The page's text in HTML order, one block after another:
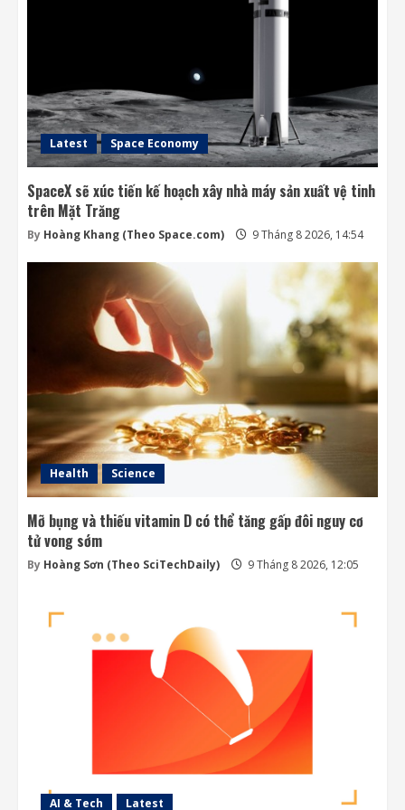
Latest Space Economy
SpaceX sẽ xúc tiến kế hoạch xây nhà máy sản xuất vệ tinh
trên Mặt Trăng
By Hoàng Khang (Theo Space.com) 9 Tháng 8 2026, 14:54
Health Science
Mỡ bụng và thiếu vitamin D có thể tăng gấp đôi nguy cơ
tử vong sớm
By Hoàng Sơn (Theo SciTechDaily) 9 Tháng 8 2026, 12:05
AI & Tech Latest